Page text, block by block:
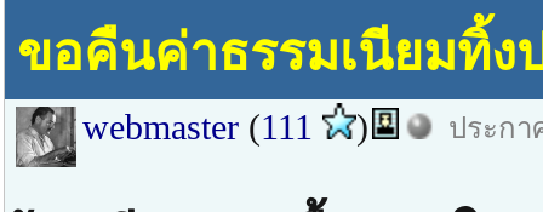
ขอคืนค่าธรรมเนียมทิ้ง
webmaster (111 ) ประกา